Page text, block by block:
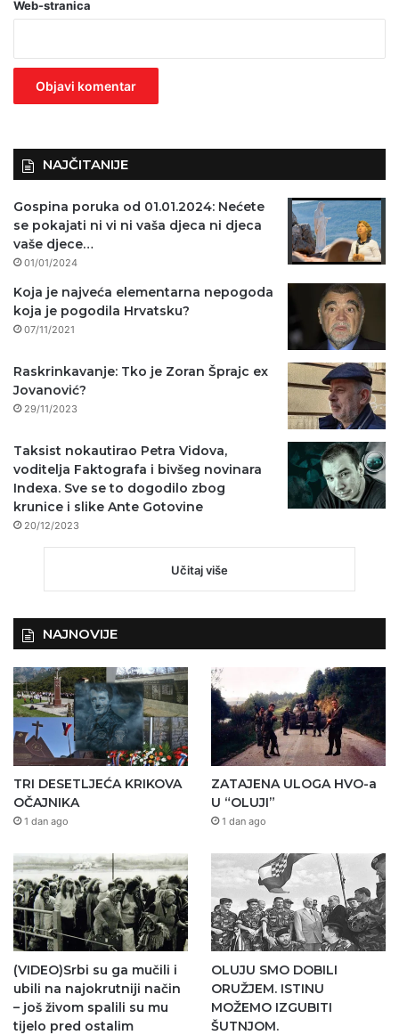
v
z
Web-stranica
NAJČITANIJE
Gospina poruka od 01.01.2024: Nećete
se pokajati ni vi ni vaša djeca ni djeca
vaše djece…
01/01/2024
Koja je najveća elementarna nepogoda
koja je pogodila Hrvatsku?
07/11/2021
Raskrinkavanje: Tko je Zoran Šprajc ex
Jovanović?
29/11/2023
Taksist nokautirao Petra Vidova,
voditelja Faktografa i bivšeg novinara
Indexa. Sve se to dogodilo zbog
krunice i slike Ante Gotovine
20/12/2023
Učitaj više
NAJNOVIJE
TRI DESETLJEĆA KRIKOVA
OČAJNIKA
1 dan ago
ZATAJENA ULOGA HVO-a
U “OLUJI”
1 dan ago
(VIDEO)Srbi su ga mučili i
ubili na najokrutniji način
– još živom spalili su mu
tijelo pred ostalim
OLUJU SMO DOBILI
ORUŽJEM. ISTINU
MOŽEMO IZGUBITI
ŠUTNJOM.